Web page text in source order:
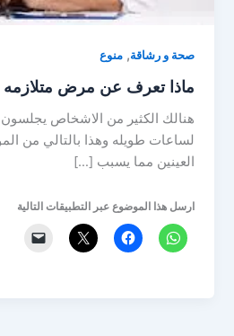
صحة و رشاقة,منوع
ماذا تعرف عن مرض متلازمه
هنالك الكثير من الاشخاص يجلسون
لساعات طويله وهذا بالتالي من
العينين مما يسبب […]
ارسل هذا الموضوع عبر التطبيقات التالية